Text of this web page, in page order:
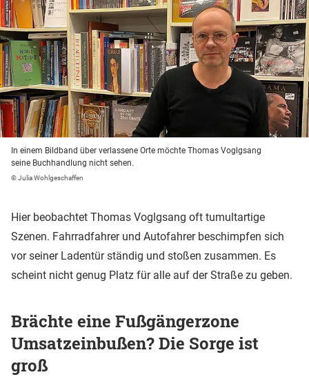
In einem Bildband über verlassene Orte möchte Thomas Voglgsang
seine Buchhandlung nicht sehen.
© Julia Wohlgeschaffen
Hier beobachtet Thomas Voglgsang oft tumultartige
Szenen. Fahrradfahrer und Autofahrer beschimpfen sich
vor seiner Ladentür ständig und stoßen zusammen. Es
scheint nicht genug Platz für alle auf der Straße zu geben.
Brächte eine Fußgängerzone
Umsatzeinbußen? Die Sorge ist
groß